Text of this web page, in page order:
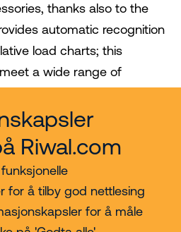
Riwal.com
for å tilby god nettlesing
for å måle
thanks also to the
automatic recognition
load charts; this
a wide range of